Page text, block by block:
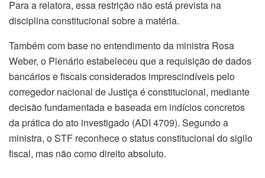
Para a relatora, essa restrição não está prevista na
disciplina constitucional sobre a matéria.
Também com base no entendimento da ministra Rosa
Weber, o Plenário estabeleceu que a requisição de dados
bancários e fiscais considerados imprescindíveis pelo
corregedor nacional de Justiça é constitucional, mediante
decisão fundamentada e baseada em indícios concretos
da prática do ato investigado (ADI 4709). Segundo a
ministra, o STF reconhece o status constitucional do sigilo
fiscal, mas não como direito absoluto.